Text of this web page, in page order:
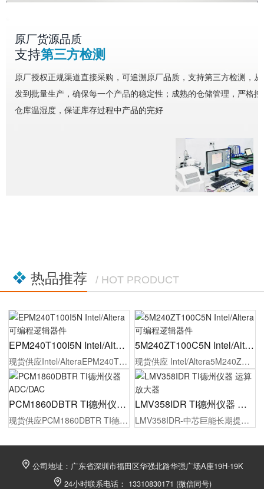
原厂货源品质
支持第三方检测
原厂授权正规渠道直接采购，可追溯原厂品质，支持第三方检测，
发到批量生产，确保每一个产品的稳定性；成熟的仓储管理，严格
仓库温湿度，保证库存过程中产品的完好
热品推荐 / HOT PRODUCT
EPM240T100I5N Intel/Altera 可编程逻辑器件
现货供应Intel/AlteraEPM240T100I5N可编程逻辑器件，原厂代理商授权，100%原装正品，同时为制造工厂的采购人员/工程师提供报价，选型指导，样品测试，技术支持，配备1对1专属等服务。
5M240ZT100C5N Intel/Altera 可编程逻辑器件
现货供应 Intel/Altera5M240ZT100C5N可编程逻辑器件，原厂代理商授权，100%原装正品，同时为制造工厂的采购人员/工程师提供报价，选型指导，样品测试，技术支持，配备1对1专属等服务。
PCM1860DBTR TI德州仪器 ADC/DAC
现货供应PCM1860DBTR TI德州仪器 ADC/DAC，原厂代理商授权，100%原装正品，同时为制造工厂的采购人员/工程师提供报价，选型，样品测试，技术支持，配备1对1专属等服务。
LMV358IDR TI德州仪器 运算放大器
LMV358IDR-中芯巨能长期提供竞争力的价格、订货及技术支持，TI德州仪器代理货源稳定。现货供应，最快2小时发货，满足您从研发到批量生产的所有大小批量采购需求！欢迎贸易商和终端客户询价。
公司地址：广东省深圳市福田区华强北路华强广场A座19H-19K
24小时联系电话： 13310830171 (微信同号)